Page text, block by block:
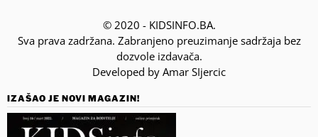
© 2020 - KIDSINFO.BA.
Sva prava zadržana. Zabranjeno preuzimanje sadržaja bez
dozvole izdavača.
Developed by Amar SIjercic
IZAŠAO JE NOVI MAGAZIN!